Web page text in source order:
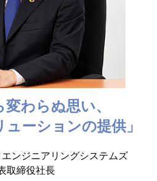
わらぬ思い、
ューションの提供」
ンジニアリングシステムズ
取締役社長